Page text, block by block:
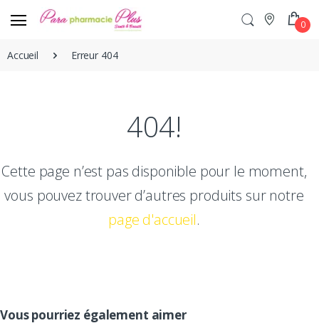
0
Accueil Erreur 404
404!
Cette page n’est pas disponible pour le moment,
vous pouvez trouver d’autres produits sur notre
page d'accueil.
Vous pourriez également aimer